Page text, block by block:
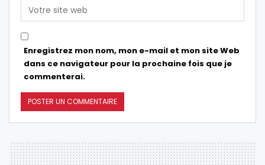
Enregistrez mon nom, mon e-mail et mon site Web
dans ce navigateur pour la prochaine fois que je
commenterai.